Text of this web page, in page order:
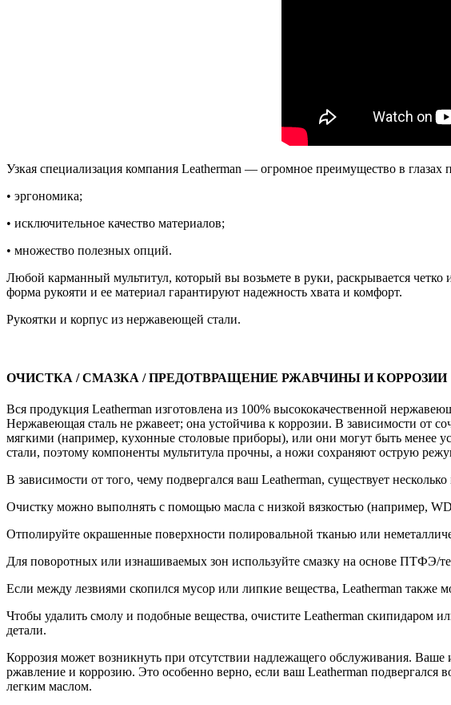
Узкая специализация компания Leatherman — огромное преимущество в
• эргономика;
• исключительное качество материалов;
• множество полезных опций.
Любой карманный мультитул, который вы возьмете в руки, раскрывается
форма рукояти и ее материал гарантируют надежность хвата и комфорт.
Рукоятки и корпус из нержавеющей стали.
ОЧИСТКА / СМАЗКА / ПРЕДОТВРАЩЕНИЕ РЖАВЧИНЫ И КОРРОЗИИ
Вся продукция Leatherman изготовлена из 100% высококачественной
Нержавеющая сталь не ржавеет; она устойчива к коррозии. В зависимости от
мягкими (например, кухонные столовые приборы), или они могут быть менее
стали, поэтому компоненты мультитула прочны, а ножи сохраняют острую
В зависимости от того, чему подвергался ваш Leatherman, существует
Очистку можно выполнять с помощью масла с низкой вязкостью (например,
Отполируйте окрашенные поверхности полировальной тканью или
Для поворотных или изнашиваемых зон используйте смазку на основе ПТФЭ/
Если между лезвиями скопился мусор или липкие вещества, Leatherman
Чтобы удалить смолу и подобные вещества, очистите Leatherman скипидаром
детали.
Коррозия может возникнуть при отсутствии надлежащего обслуживания. Ваше
ржавление и коррозию. Это особенно верно, если ваш Leatherman
легким маслом.